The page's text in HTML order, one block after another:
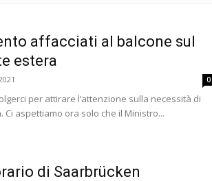
affacciati al balcone sul
estera
0
per attirare l’attenzione sulla necessità di
aspettiamo ora solo che il Ministro...
di Saarbrücken